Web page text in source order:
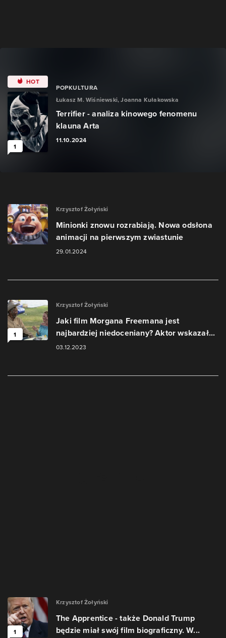
HOT
1
POPKULTURA
Łukasz M. Wiśniewski, Joanna Kułakowska
Terrifier - analiza kinowego fenomenu
klauna Arta
11.10.2024
Krzysztof Żołyński
Minionki znowu rozrabiają. Nowa odsłona
animacji na pierwszym zwiastunie
29.01.2024
1
Krzysztof Żołyński
Jaki film Morgana Freemana jest
najbardziej niedoceniany? Aktor wskazał...
03.12.2023
1
Krzysztof Żołyński
The Apprentice - także Donald Trump
będzie miał swój film biograficzny. W...